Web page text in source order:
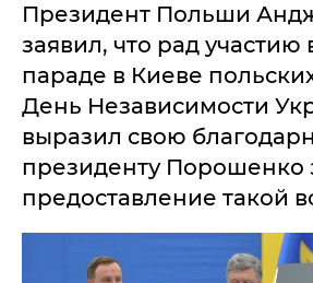
Президент Польши
заявил, что рад участию
параде в Киеве
День Независимости
выразил свою
президенту Порошенко
предоставление такой